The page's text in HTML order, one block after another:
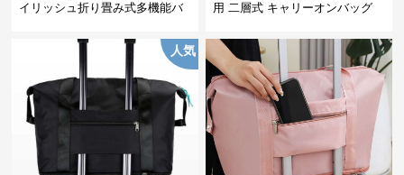
イリッシュ折り畳み式多機能バ
用 二層式 キャリーオンバッグ
人気